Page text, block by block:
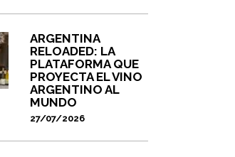
ARGENTINA
RELOADED: LA
PLATAFORMA QUE
PROYECTA EL VINO
ARGENTINO AL
MUNDO
27/07/2026